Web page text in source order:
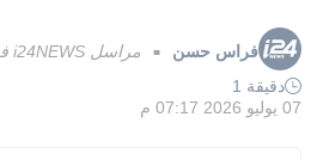
فراس حسن ■ مراسل i24NEWS في الضفة الغربية
دقيقة 1
07 يوليو 2026 07:17 م